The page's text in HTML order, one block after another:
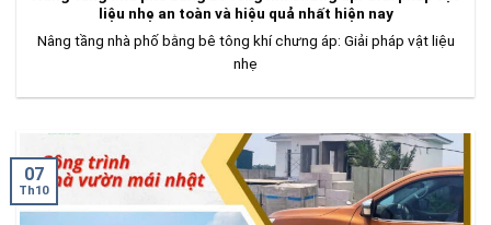
liệu nhẹ an toàn và hiệu quả nhất hiện nay
Nâng tầng nhà phố bằng bê tông khí chưng áp: Giải pháp vật liệu
nhẹ
07
Th10